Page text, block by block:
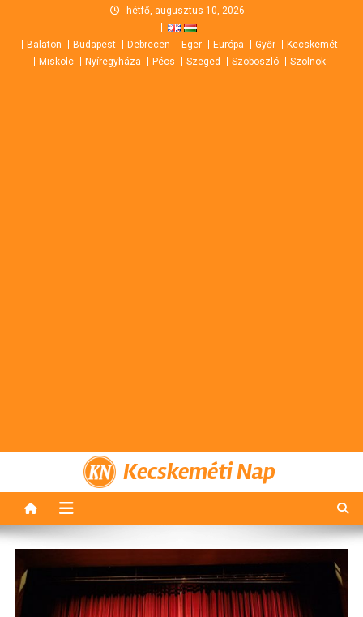
content
hétfő, augusztus 10, 2026
Balaton Budapest Debrecen Eger Európa Győr
Kecskemét
Miskolc
Nyíregyháza Pécs Szeged Szoboszló Szolnok
Kecskeméti Nap